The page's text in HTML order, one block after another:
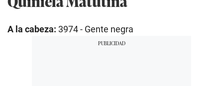
A la cabeza: 3974 - Gente negra